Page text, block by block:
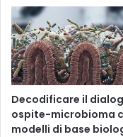
Decodificare il
ospite-microbioma
modelli di base